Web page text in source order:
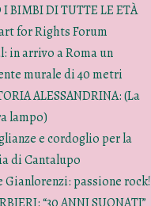
I BIMBI DI TUTTE LE ETÀ
for Rights Forum
in arrivo a Roma un
murale di 40 metri
ALESSANDRINA: (La
lampo)
e cordoglio per la
di Cantalupo
Gianlorenzi: passione rock!
“30 ANNI SUONATI”